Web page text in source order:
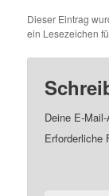
Dieser Eintrag
ein Lesezeichen
Deine E-